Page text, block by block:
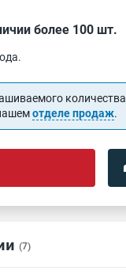
более 100 шт.
отделе продаж.
(7)